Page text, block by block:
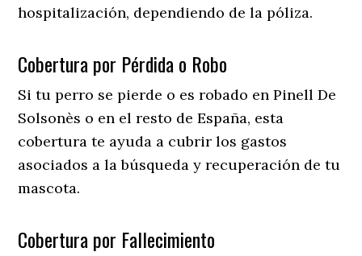
hospitalización, dependiendo de la póliza.
Cobertura por Pérdida o Robo
Si tu perro se pierde o es robado en Pinell De
Solsonès o en el resto de España, esta
cobertura te ayuda a cubrir los gastos
asociados a la búsqueda y recuperación de tu
mascota.
Cobertura por Fallecimiento